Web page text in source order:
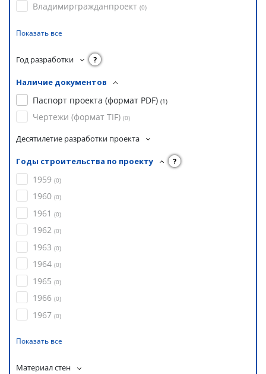
Владимиргражданпроект (0)
Показать все
Год разработки ?
Наличие документов
Паспорт проекта (формат PDF) (1)
Чертежи (формат TIF) (0)
Десятилетие разработки проекта
Годы строительства по проекту ?
1959 (0)
1960 (0)
1961 (0)
1962 (0)
1963 (0)
1964 (0)
1965 (0)
1966 (0)
1967 (0)
Показать все
Материал стен